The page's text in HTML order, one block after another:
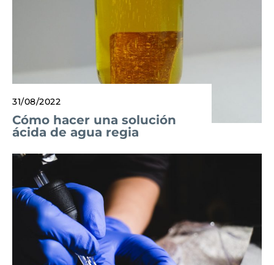
31/08/2022
Cómo hacer una solución
ácida de agua regia